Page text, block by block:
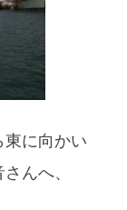
に向かい
んへ、